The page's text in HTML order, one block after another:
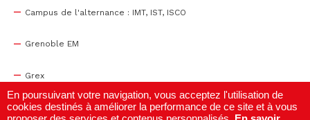
Campus de l'alternance : IMT, IST, ISCO
Grenoble EM
Grex
WTC Grenoble
En poursuivant votre navigation, vous acceptez l'utilisation de
cookies destinés à améliorer la performance de ce site et à vous